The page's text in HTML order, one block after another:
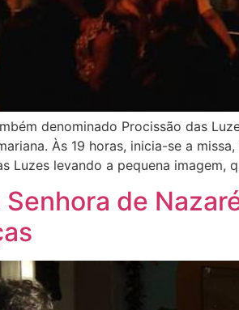
denominado Procissão das
Às 19 horas, inicia-se a
Luzes levando a pequena imagem,
Senhora de